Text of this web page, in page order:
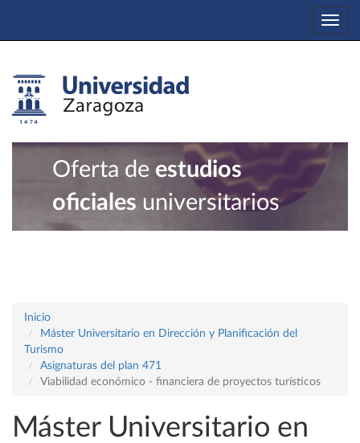
Oferta de estudios
oficiales universitarios
Inicio
Máster Universitario en Dirección y Planificación del
Turismo
Asignaturas del plan 471
Viabilidad económico - financiera de proyectos turísticos
Máster Universitario en